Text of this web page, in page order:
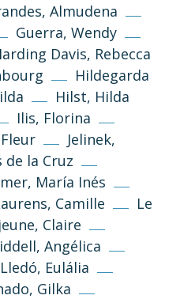
Almudena
Guerra, Wendy
Davis, Rebecca
Hildegarda
Hilst, Hilda
Ilis, Florina
Jelinek,
de la Cruz
María Inés
Camille
Le
Claire
Angélica
Lledó, Eulália
Gilka